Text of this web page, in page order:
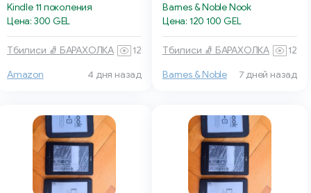
Kindle 11 поколения
Цена: 300 GEL
Тбилиси 🧦 БАРАХОЛКА 12
Amazon 4 дня назад
Barnes & Noble Nook
Цена: 120 100 GEL
Тбилиси 🧦 БАРАХОЛКА 12
Barnes & Noble 7 дней назад